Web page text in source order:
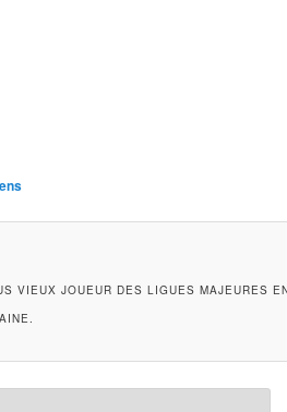
VIEUX JOUEUR DES LIGUES MAJEURES